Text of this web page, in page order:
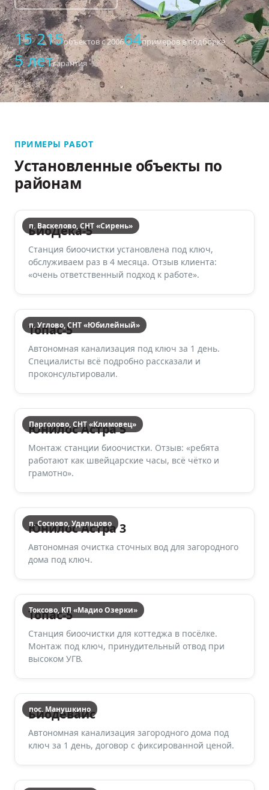
15 215объектов с 200664примеров в подборке
5 летгарантия
ПРИМЕРЫ РАБОТ
Установленные объекты по
районам
п. Васкелово, СНТ «Сирень»
БиоДека-5
Станция биоочистки установлена под ключ,
обслуживаем раз в 4 месяца. Отзыв клиента:
«очень ответственный подход к работе».
п. Углово, СНТ «Юбилейный»
Топас-5
Автономная канализация под ключ за 1 день.
Специалисты всё подробно рассказали и
проконсультировали.
Парголово, СНТ «Климовец»
Юнилос Астра 5
Монтаж станции биоочистки. Отзыв: «ребята
работают как швейцарские часы, всё чётко и
грамотно».
п. Сосново, Удальцово
Юнилос Астра 3
Автономная очистка сточных вод для загородного
дома под ключ.
Токсово, КП «Мадио Озерки»
Топас-5
Станция биоочистки для коттеджа в посёлке.
Монтаж под ключ, принудительный отвод при
высоком УГВ.
пос. Манушкино
Биодевайс
Автономная канализация загородного дома под
ключ за 1 день, договор с фиксированной ценой.